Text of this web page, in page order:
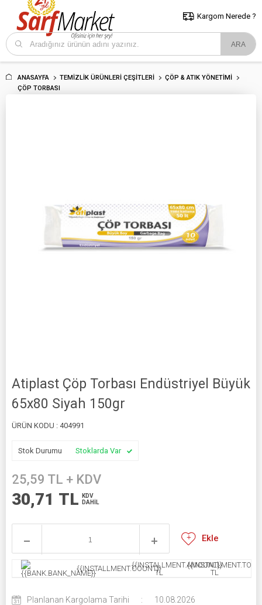
5000 TL ve Üzeri Alışverişlerde İstanbul İçi Kargo Bedava!
ve Trakya İçin Tıklayın..
Kargom Nerede ?
ANASAYFA TEMIZLIK ÜRÜNLERI ÇEŞITLERI
ÇÖP & ATIK YÖNETIMI
ÇÖP TORBASI
Atiplast Çöp Torbası Endüstriyel Büyük
65x80 Siyah 150gr
ÜRÜN KODU : 404991
Stok Durumu Stoklarda Var
25,59 TL + KDV
30,71 TL
KDV
DAHİL
Ekle
{{INSTALLMENT.COUNT}}{{INSTALLMENT.AMOUNT}}
TL
TL
Planlanan Kargolama Tarihi : 10.08.2026